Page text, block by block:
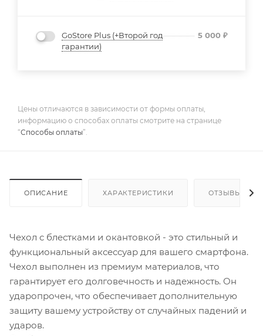
GoStore Plus (+Второй год
гарантии)
5 000 ₽
Цены отличаются в зависимости от формы оплаты,
информацию о способах оплаты смотрите на странице
“Способы оплаты”.
ОПИСАНИЕ ХАРАКТЕРИСТИКИ ОТЗЫВЫ
Чехол с блестками и окантовкой - это стильный и
функциональный аксессуар для вашего смартфона.
Чехол выполнен из премиум материалов, что
гарантирует его долговечность и надежность. Он
ударопрочен, что обеспечивает дополнительную
защиту вашему устройству от случайных падений и
ударов.